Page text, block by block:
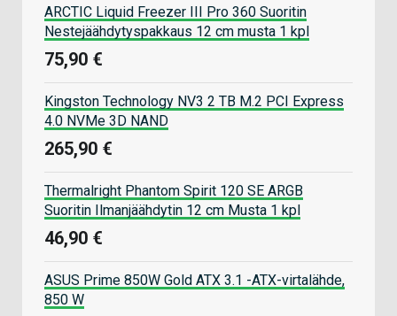
ARCTIC Liquid Freezer III Pro 360 Suoritin
Nestejäähdytyspakkaus 12 cm musta 1 kpl
75,90 €
Kingston Technology NV3 2 TB M.2 PCI Express
4.0 NVMe 3D NAND
265,90 €
Thermalright Phantom Spirit 120 SE ARGB
Suoritin Ilmanjäähdytin 12 cm Musta 1 kpl
46,90 €
ASUS Prime 850W Gold ATX 3.1 -ATX-virtalähde,
850 W